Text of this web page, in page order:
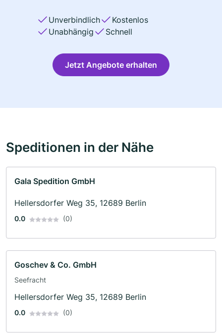
Unverbindlich
Kostenlos
Unabhängig
Schnell
Jetzt Angebote erhalten
Speditionen in der Nähe
Gala Spedition GmbH
Hellersdorfer Weg 35, 12689 Berlin
0.0 (0)
Goschev & Co. GmbH
Seefracht
Hellersdorfer Weg 35, 12689 Berlin
0.0 (0)